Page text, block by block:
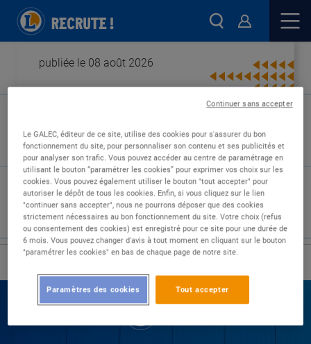
publiée le 08 août 2026
Type de contrat :
Expérience :
Études :
Le GALEC, éditeur de ce site, utilise des cookies pour s'assurer du bon
fonctionnement du site, pour personnaliser son contenu et ses publicités et
pour analyser son trafic. Vous pouvez accéder au centre de paramétrage en
utilisant le bouton “paramétrer les cookies” pour exprimer vos choix sur les
cookies. Vous pouvez également utiliser le bouton "tout accepter" pour
autoriser le dépôt de tous les cookies. Enfin, si vous cliquez sur le lien
"continuer sans accepter", nous ne pourrons déposer que des cookies
strictement nécessaires au bon fonctionnement du site. Votre choix (refus
ou consentement des cookies) est enregistré pour ce site pour une durée de
6 mois. Vous pouvez changer d'avis à tout moment en cliquant sur le bouton
"paramétrer les cookies" en bas de chaque page de notre site.
Tout accepter
Paramètres des cookies
Continuer sans accepter